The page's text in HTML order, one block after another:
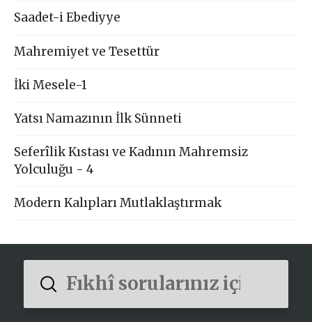
Saadet-i Ebediyye
Mahremiyet ve Tesettür
İki Mesele-1
Yatsı Namazının İlk Sünneti
Seferîlik Kıstası ve Kadının Mahremsiz
Yolculuğu - 4
Modern Kalıpları Mutlaklaştırmak
Search
Submit